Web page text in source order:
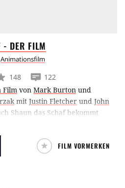
- DER FILM
Animationsfilm
148
122
Film von Mark Burton und
mit Justin Fletcher und John
Shaun das Schaf bekommt
auf ein wildes Abenteuer in der
FILM VORMERKEN